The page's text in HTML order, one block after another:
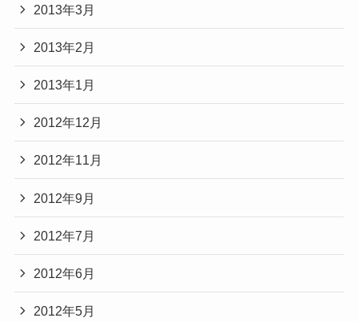
2013年3月
2013年2月
2013年1月
2012年12月
2012年11月
2012年9月
2012年7月
2012年6月
2012年5月